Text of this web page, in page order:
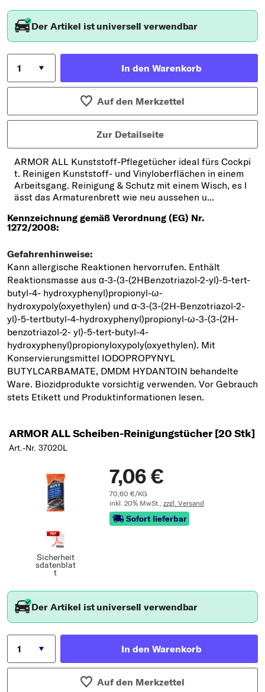
Der Artikel ist universell verwendbar
In den Warenkorb
Auf den Merkzettel
Zur Detailseite
ARMOR ALL Kunststoff-Pflegetücher ideal fürs Cockpi
t. Reinigen Kunststoff- und Vinyloberflächen in einem
Arbeitsgang. Reinigung & Schutz mit einem Wisch, es l
ässt das Armaturenbrett wie neu aussehen u...
ARMOR ALL Scheiben-Reinigungstücher [20 Stk]
Art.-Nr. 37020L
Sicherheit
sdatenblat
t
7,06 €
70,60 €/KG
inkl. 20% MwSt., zzgl. Versand
Sofort lieferbar
Der Artikel ist universell verwendbar
In den Warenkorb
Auf den Merkzettel